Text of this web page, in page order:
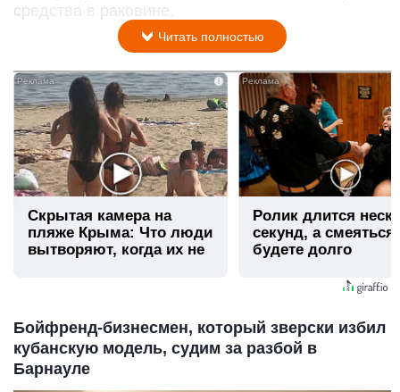
средства в раковине.
Читать полностью
i
Скрытая камера на
пляже Крыма: Что люди
вытворяют, когда их не
Ролик длится
секунд, а
будете долго
Бойфренд-бизнесмен, который зверски избил
кубанскую модель, судим за разбой в
Барнауле